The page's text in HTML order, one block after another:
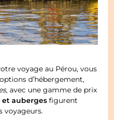
voyage au Pérou, vous
d’hébergement,
, avec une gamme de prix
et auberges figurent
voyageurs.